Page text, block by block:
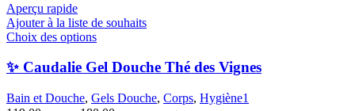
Aperçu rapide
Ajouter à la liste de souhaits
Choix des optionsCe
a
variations.
Les
✨ Caudalie Gel Douche Thé des Vignes
Bain et Douche, Gels Douche, Corps, Hygiène1